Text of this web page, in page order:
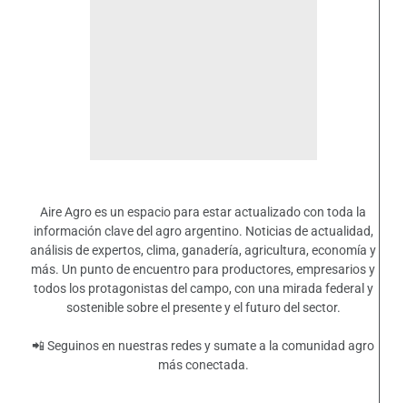
Aire Agro es un espacio para estar actualizado con toda la
información clave del agro argentino. Noticias de actualidad,
análisis de expertos, clima, ganadería, agricultura, economía y
más. Un punto de encuentro para productores, empresarios y
todos los protagonistas del campo, con una mirada federal y
sostenible sobre el presente y el futuro del sector.
📲 Seguinos en nuestras redes y sumate a la comunidad agro
más conectada.